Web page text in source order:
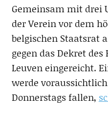
Gemeinsam mit drei
der Verein vor dem
belgischen Staatsrat
gegen das Dekret
Leuven eingereicht.
werde
Donnerstags fallen,